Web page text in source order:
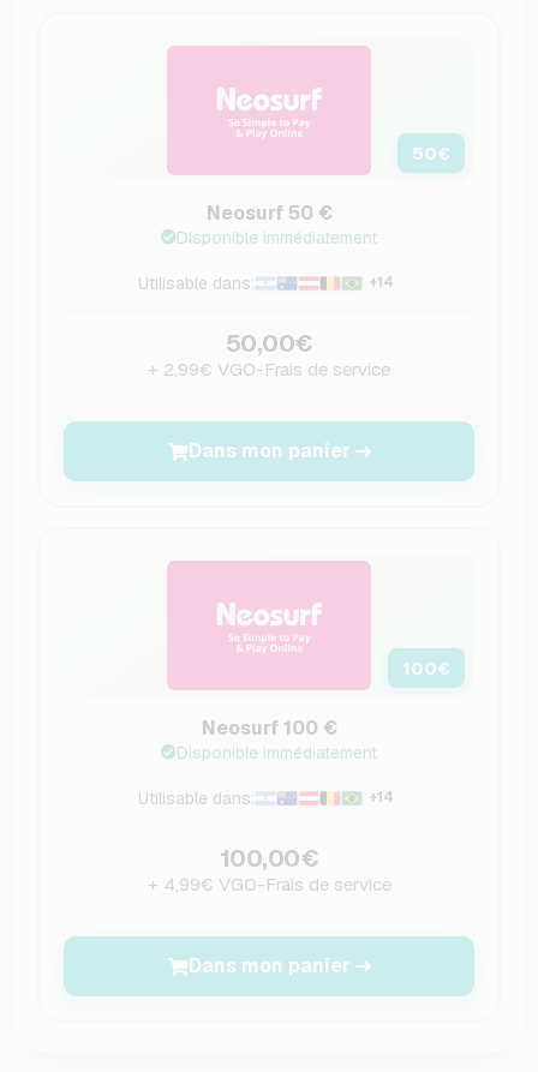
50€
Neosurf 50 €
Disponible immédiatement
Utilisable dans: +14
50,00€
+ 2,99€ VGO-Frais de service
Dans mon panier
100€
Neosurf 100 €
Disponible immédiatement
Utilisable dans: +14
100,00€
+ 4,99€ VGO-Frais de service
Dans mon panier